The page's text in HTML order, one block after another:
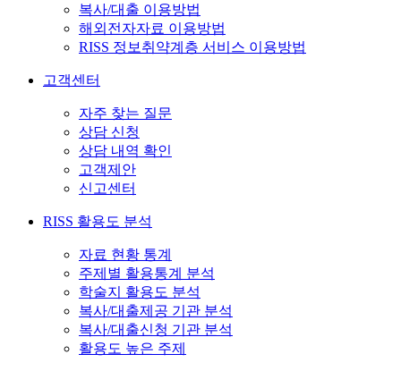
복사/대출 이용방법
해외전자자료 이용방법
RISS 정보취약계층 서비스 이용방법
고객센터
자주 찾는 질문
상담 신청
상담 내역 확인
고객제안
신고센터
RISS 활용도 분석
자료 현황 통계
주제별 활용통계 분석
학술지 활용도 분석
복사/대출제공 기관 분석
복사/대출신청 기관 분석
활용도 높은 주제